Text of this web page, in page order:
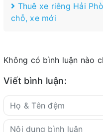
Thuê xe riêng Hải
chỗ, xe mới
Không có bình luận nào
Viết bình luận: